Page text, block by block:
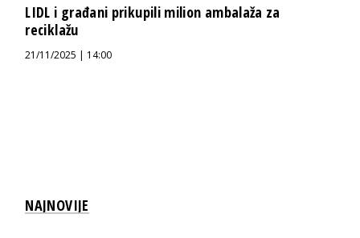
LIDL i građani prikupili milion ambalaža za
reciklažu
21/11/2025 | 14:00
NAJNOVIJE